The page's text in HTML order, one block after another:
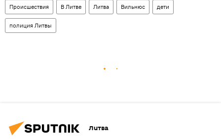
Происшествия В Литве Литва Вильнюс дети
полиция Литвы
Литва